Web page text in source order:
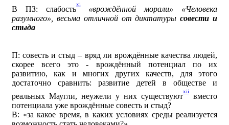
В ПЗ: слабость
xi
«врождённой морали» «Человека
разумного», весьма отличной от диктатурысовести и
стыда
П: совесть и стыд – вряд ли врождённые качества людей,
скорее всего это - врождённый потенциал по их
развитию, как и многих других качеств, для этого
достаточно сравнить: развитие детей в обществе и
реальных Маугли, неужели у них существуют
xii
вместо
потенциала уже врождённые совесть и стыд?
В: «за какое время, в каких условиях среды реализуется